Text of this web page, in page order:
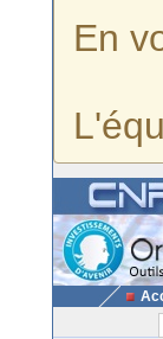
En